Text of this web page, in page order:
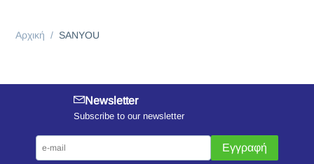
Αρχική / SANYOU
Newsletter
Subscribe to our newsletter
Εγγραφή